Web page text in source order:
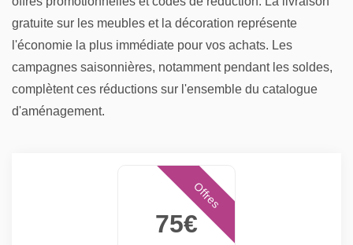
gratuite sur les meubles et la décoration représente
l'économie la plus immédiate pour vos achats. Les
campagnes saisonnières, notamment pendant les soldes,
complètent ces réductions sur l'ensemble du catalogue
d'aménagement.
75€
Offres